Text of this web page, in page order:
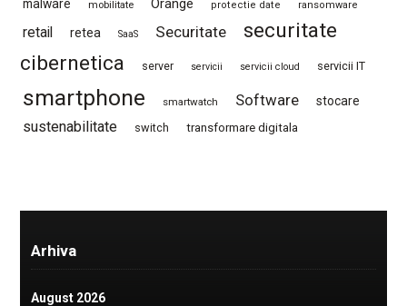
malware mobilitate protectie date ransomware
retail retea SaaS Securitate
securitate
cibernetica
server servicii servicii cloud servicii IT
smartphone smartwatch Software stocare
sustenabilitate switch transformare digitala
Arhiva
August 2026